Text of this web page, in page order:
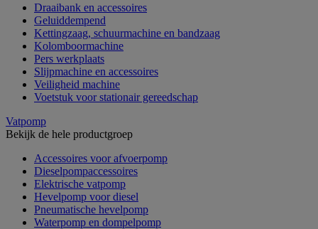
Draaibank en accessoires
Geluiddempend
Kettingzaag, schuurmachine en bandzaag
Kolomboormachine
Pers werkplaats
Slijpmachine en accessoires
Veiligheid machine
Voetstuk voor stationair gereedschap
Vatpomp
Bekijk de hele productgroep
Accessoires voor afvoerpomp
Dieselpompaccessoires
Elektrische vatpomp
Hevelpomp voor diesel
Pneumatische hevelpomp
Waterpomp en dompelpomp